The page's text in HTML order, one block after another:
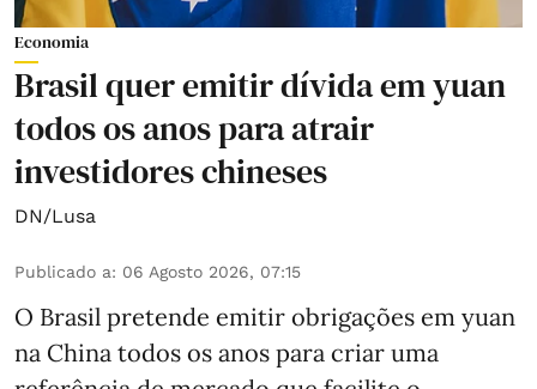
Economia
Brasil quer emitir dívida em yuan
todos os anos para atrair
investidores chineses
DN/Lusa
Publicado a: 06 Agosto 2026, 07:15
O Brasil pretende emitir obrigações em yuan
na China todos os anos para criar uma